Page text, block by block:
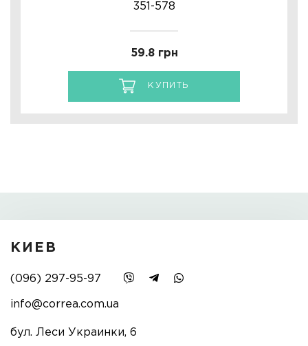
351-578
59.8 грн
КУПИТЬ
КИЕВ
(096) 297-95-97
info@correa.com.ua
бул. Леси Украинки, 6